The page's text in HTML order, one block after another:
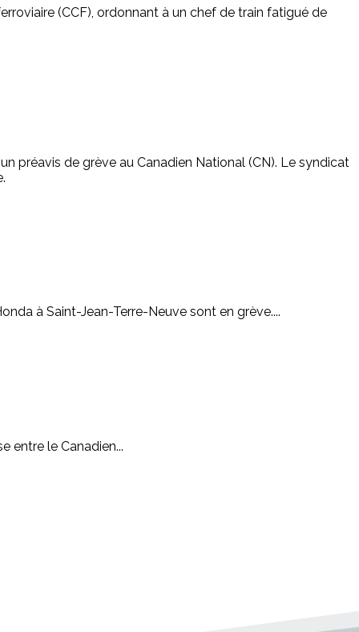
(CCF), ordonnant à un chef de train fatigué de
préavis de grève au Canadien National (CN). Le syndicat
à Saint-Jean-Terre-Neuve sont en grève....
entre le Canadien...